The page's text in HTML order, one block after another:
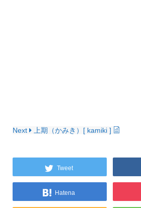
Next 上期（かみき）[ kamiki ]
Tweet
Hatena